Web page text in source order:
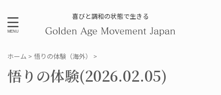
喜びと調和の状態で生きる
ホーム > 悟りの体験（海外） >
悟りの体験(2026.02.05)